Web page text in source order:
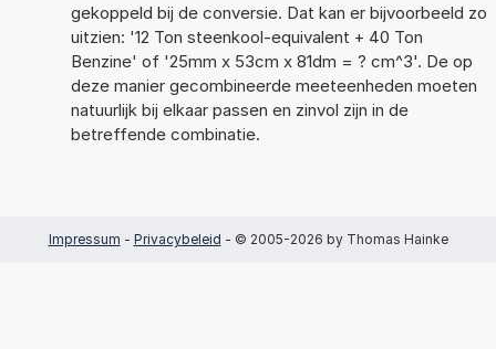
gekoppeld bij de conversie. Dat kan er bijvoorbeeld zo
uitzien: '12 Ton steenkool-equivalent + 40 Ton
Benzine' of '25mm x 53cm x 81dm = ? cm^3'. De op
deze manier gecombineerde meeteenheden moeten
natuurlijk bij elkaar passen en zinvol zijn in de
betreffende combinatie.
Impressum - Privacybeleid - © 2005-2026 by Thomas Hainke